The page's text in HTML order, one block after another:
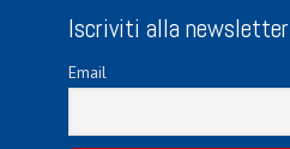
Iscriviti alla newsletter
Email